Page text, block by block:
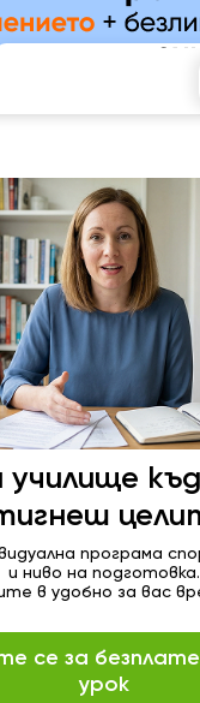
училище
програма
и ниво на подготовка.
в удобно за вас
се за
урок